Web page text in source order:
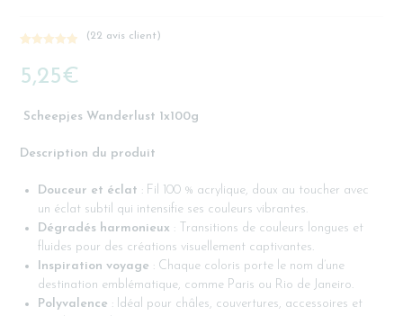
sur 5
basé sur
client
(22 avis client)
5,25€
Scheepjes Wanderlust 1x100g
Description du produit
Douceur et éclat : Fil 100 % acrylique, doux au toucher avec
un éclat subtil qui intensifie ses couleurs vibrantes.
Dégradés harmonieux : Transitions de couleurs longues et
fluides pour des créations visuellement captivantes.
Inspiration voyage : Chaque coloris porte le nom d’une
destination emblématique, comme Paris ou Rio de Janeiro.
Polyvalence : Idéal pour châles, couvertures, accessoires et